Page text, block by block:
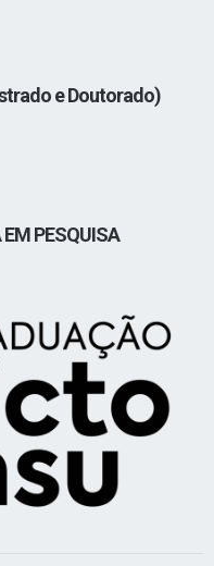
e Doutorado)
EM PESQUISA